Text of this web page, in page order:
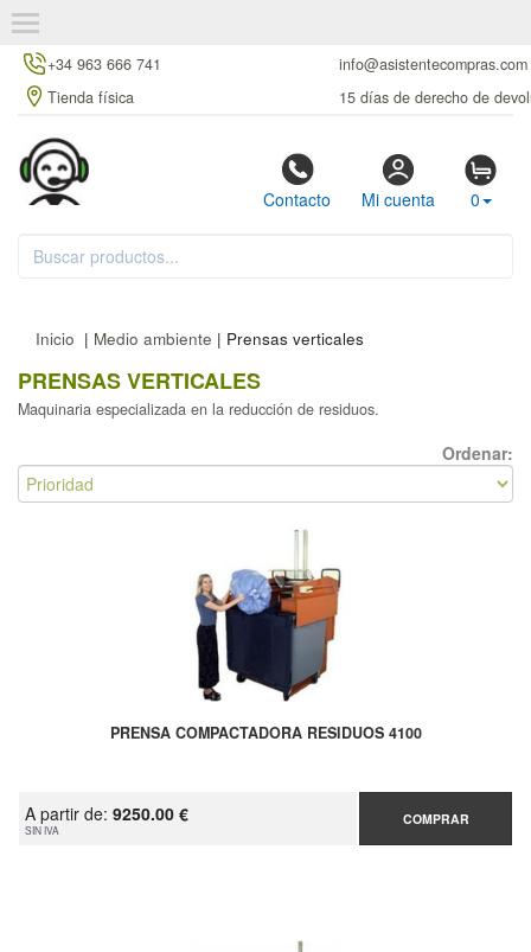
+34 963 666 741
info@asistentecompras.com
Tienda física
15 días de derecho de
Contacto Mi cuenta 0
Inicio | Medio ambiente | Prensas verticales
PRENSAS VERTICALES
Maquinaria especializada en la reducción de residuos.
Ordenar:
PRENSA COMPACTADORA RESIDUOS 4100
A partir de: 9250.00 €
SIN IVA
COMPRAR